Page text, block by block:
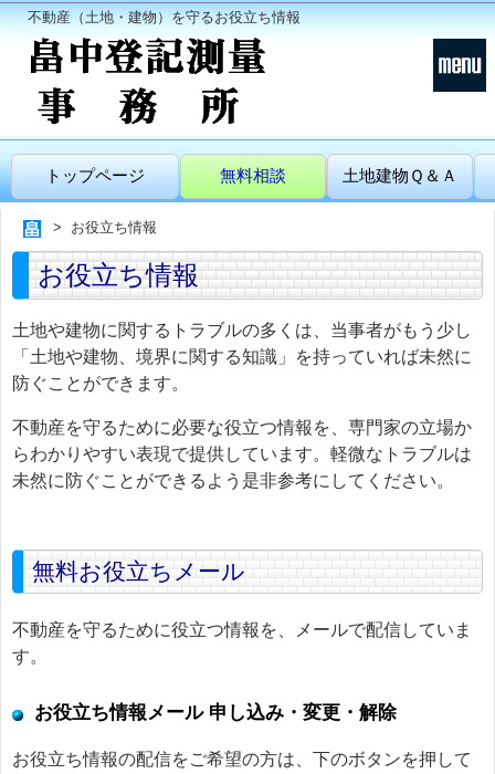
不動産（土地・建物）を守るお役立ち情報
トップページ 無料相談 土地建物Ｑ＆Ａ
お役立ち情報
お役立ち情報
土地や建物に関するトラブルの多くは、当事者がもう少し
「土地や建物、境界に関する知識」を持っていれば未然に
防ぐことができます。
不動産を守るために必要な役立つ情報を、専門家の立場か
らわかりやすい表現で提供しています。軽微なトラブルは
未然に防ぐことができるよう是非参考にしてください。
無料お役立ちメール
不動産を守るために役立つ情報を、メールで配信していま
す。
お役立ち情報メール 申し込み・変更・解除
お役立ち情報の配信をご希望の方は、下のボタンを押して